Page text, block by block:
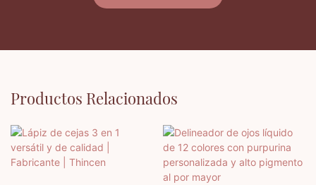
Productos Relacionados